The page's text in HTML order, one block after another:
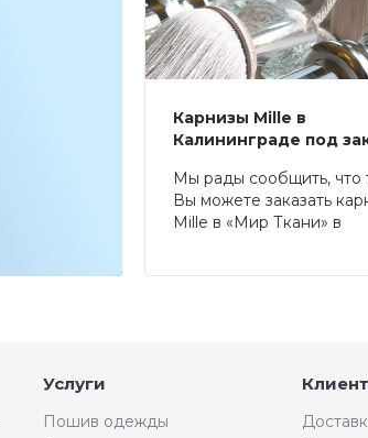
Карнизы Mille в
Калининграде под
Мы рады сообщить, что
Вы можете заказать
Mille в «Мир Ткани» в
Услуги
Пошив одежды